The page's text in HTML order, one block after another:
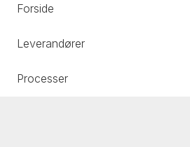
Forside
Leverandører
Processer